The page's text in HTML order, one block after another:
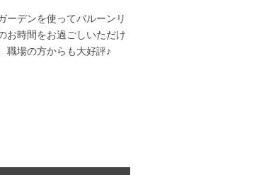
ーデンを使ってバルーンリ
お時間をお過ごしいただけ
職場の方からも大好評♪